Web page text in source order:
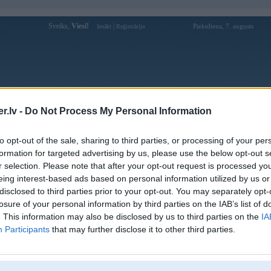
- Do Not Process My Personal Information
opt-out of the sale, sharing to third parties, or processing of your
for targeted advertising by us, please use the below opt-out
selection. Please note that after your opt-out request is processed
interest-based ads based on personal information utilized by us
to third parties prior to your opt-out. You may separately
of your personal information by third parties on the IAB’s list of
This information may also be disclosed by us to third parties on the
Participants that may further disclose it to other third parties.
Sveiks, Viesi! Ienākt Reģistrācija Piektdiena, 7. augusts
Forums Galerijas Reģistrācija Lietotāji
Lietotāja 58winnercom profils
Pēdējo reizi manīts: 30. Jan 2025, 16:22
Lietotājvārds:
58winnercom
Ziņojumi forumā:
0
[Pēdējie ziņojumi forumā]